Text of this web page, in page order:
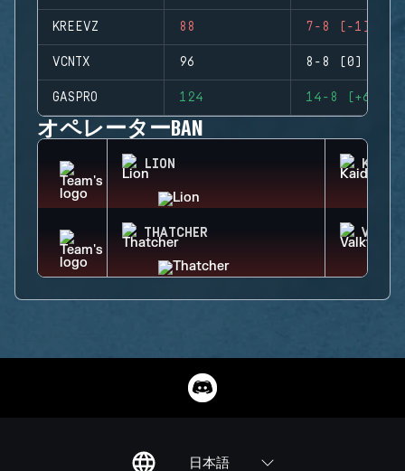
KREEVZ 88 7-8 (-1)
VCNTX 96 8-8 (0)
GASPRO 124 14-8 (+6)
オペレーターBAN
LION KAID
THATCHER
日本語